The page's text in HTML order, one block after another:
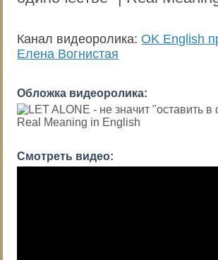
Канал видеоролика: OK English
Елена Вогнистая
Обложка видеоролика:
Смотреть видео: